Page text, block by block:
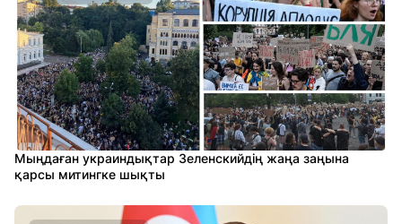
Мыңдаған украиндықтар Зеленскийдің жаңа заңына
қарсы митингке шықты